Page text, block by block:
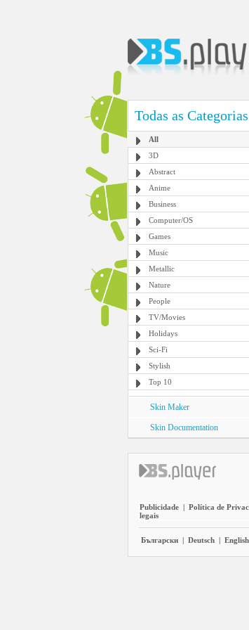
Todas as Categorias
All
3D
Abstract
Anime
Business
Computer/OS
Games
Music
Metallic
Nature
People
TV/Movies
Holidays
Sci-Fi
Stylish
Top 10
Skin Maker
Skin Documentation
Publicidade | Política de
legais
Български | Deutsch | English